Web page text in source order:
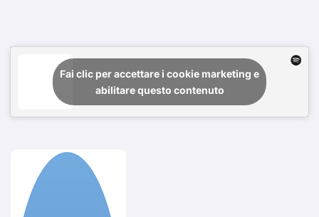
Fai clic per accettare i cookie marketing e
abilitare questo contenuto